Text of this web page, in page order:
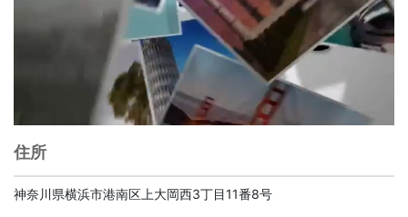
住所
神奈川県横浜市港南区上大岡西3丁目11番8号